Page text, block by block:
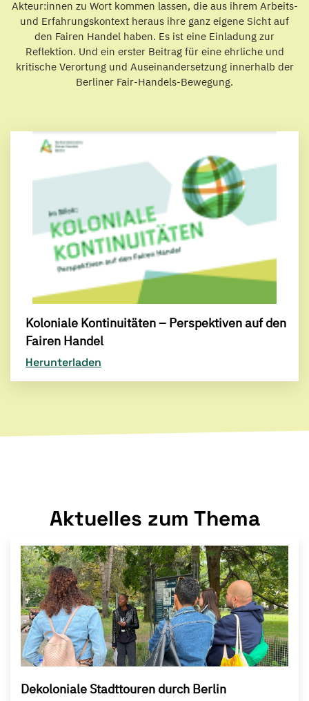
Akteur:innen zu Wort kommen lassen, die aus ihrem Arbeits-
und Erfahrungskontext heraus ihre ganz eigene Sicht auf
den Fairen Handel haben. Es ist eine Einladung zur
Reflektion. Und ein erster Beitrag für eine ehrliche und
kritische Verortung und Auseinandersetzung innerhalb der
Berliner Fair-Handels-Bewegung.
Koloniale Kontinuitäten – Perspektiven auf den
Fairen Handel
Herunterladen
Aktuelles zum Thema
Dekoloniale Stadttouren durch Berlin